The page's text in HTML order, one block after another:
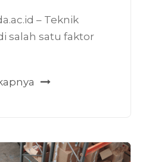
– Teknik
salah satu faktor